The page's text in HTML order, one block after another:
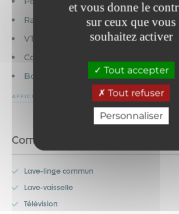
et vous donne le
sur ceux que vous
souhaitez activer
Tout accepter
Tout refuser
Personnaliser
Randonnée
VTT
Commerces
Bord de lac
AFFICHER PLUS
Commodités
Lave-linge commun
Lave-vaisselle
Télévision